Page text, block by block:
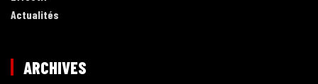
Actualités
ARCHIVES